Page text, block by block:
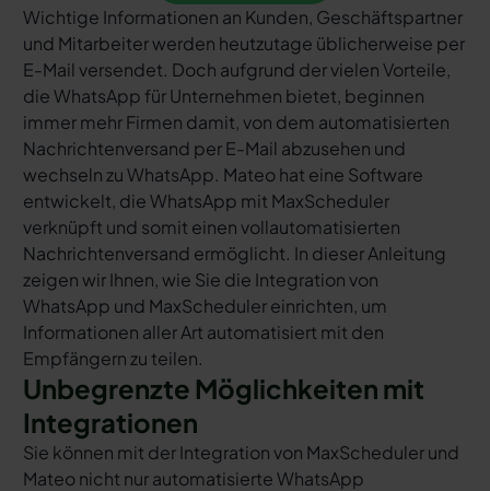
Wichtige Informationen an Kunden, Geschäftspartner
und Mitarbeiter werden heutzutage üblicherweise per
E-Mail versendet. Doch aufgrund der vielen Vorteile,
die WhatsApp für Unternehmen bietet, beginnen
immer mehr Firmen damit, von dem automatisierten
Nachrichtenversand per E-Mail abzusehen und
wechseln zu WhatsApp. Mateo hat eine Software
entwickelt, die WhatsApp mit MaxScheduler
verknüpft und somit einen vollautomatisierten
Nachrichtenversand ermöglicht. In dieser Anleitung
zeigen wir Ihnen, wie Sie die Integration von
WhatsApp und MaxScheduler einrichten, um
Informationen aller Art automatisiert mit den
Empfängern zu teilen.
Unbegrenzte Möglichkeiten mit
Integrationen
Sie können mit der Integration von MaxScheduler und
Mateo nicht nur automatisierte WhatsApp